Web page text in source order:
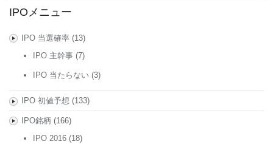
IPOメニュー
IPO 当選確率(13)
IPO 主幹事 (7)
IPO 当たらない (3)
IPO 初値予想 (133)
IPO銘柄 (166)
IPO 2016 (18)